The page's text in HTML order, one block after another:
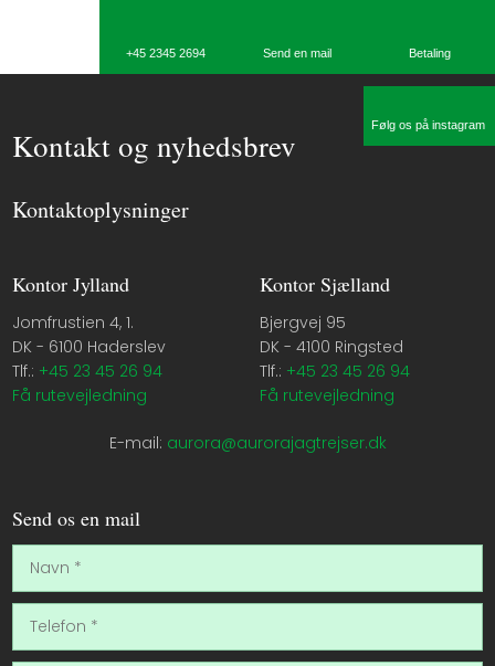
​+45 2345 2694 Send en mail Betaling​
Følg os på instagram
Kontakt og nyhedsbrev
Kontaktoplysninger
Kontor Jylland
Jomfrustien 4, 1.
DK - 6100 Haderslev​​
Tlf.: +45 23 45 26 94
Få rutevejledning
Kontor Sjælland
Bjergvej 95
DK - 4100 Ringsted​
Tlf.: +45 23 45 26 94
Få rutevejledning
​E-mail: aurora@aurorajagtrejser.dk
Send os en mail